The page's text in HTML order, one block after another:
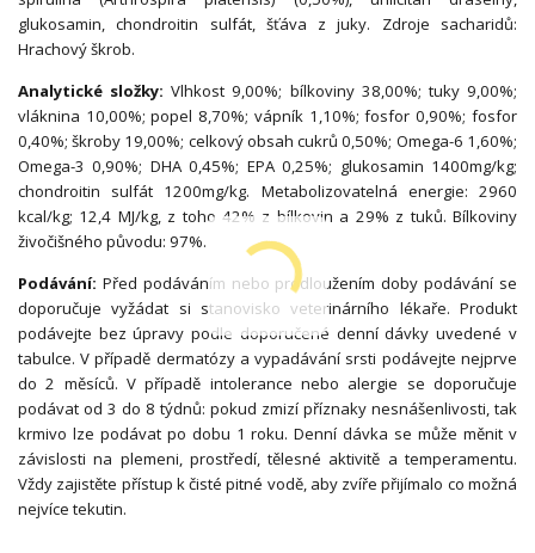
glukosamin, chondroitin sulfát, šťáva z juky. Zdroje sacharidů:
Hrachový škrob.
Analytické složky: Vlhkost 9,00%; bílkoviny 38,00%; tuky 9,00%;
vláknina 10,00%; popel 8,70%; vápník 1,10%; fosfor 0,90%; fosfor
0,40%; škroby 19,00%; celkový obsah cukrů 0,50%; Omega-6 1,60%;
Omega-3 0,90%; DHA 0,45%; EPA 0,25%; glukosamin 1400mg/kg;
chondroitin sulfát 1200mg/kg. Metabolizovatelná energie: 2960
kcal/kg; 12,4 MJ/kg, z toho 42% z bílkovin a 29% z tuků. Bílkoviny
živočišného původu: 97%.
Podávání: Před podáváním nebo prodloužením doby podávání se
doporučuje vyžádat si stanovisko veterinárního lékaře. Produkt
podávejte bez úpravy podle doporučené denní dávky uvedené v
tabulce. V případě dermatózy a vypadávání srsti podávejte nejprve
do 2 měsíců. V případě intolerance nebo alergie se doporučuje
podávat od 3 do 8 týdnů: pokud zmizí příznaky nesnášenlivosti, tak
krmivo lze podávat po dobu 1 roku. Denní dávka se může měnit v
závislosti na plemeni, prostředí, tělesné aktivitě a temperamentu.
Vždy zajistěte přístup k čisté pitné vodě, aby zvíře přijímalo co možná
nejvíce tekutin.